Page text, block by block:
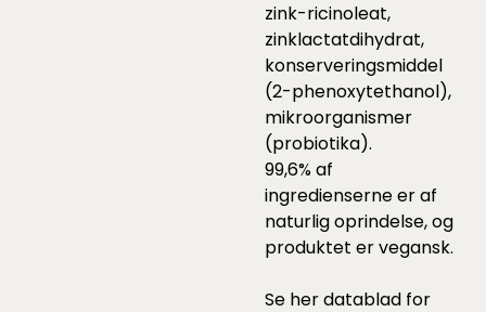
zink-ricinoleat,
zinklactatdihydrat,
konserveringsmiddel
(2-phenoxytethanol),
mikroorganismer
(probiotika).
99,6% af
ingredienserne er af
naturlig oprindelse, og
produktet er vegansk.
Se her datablad for